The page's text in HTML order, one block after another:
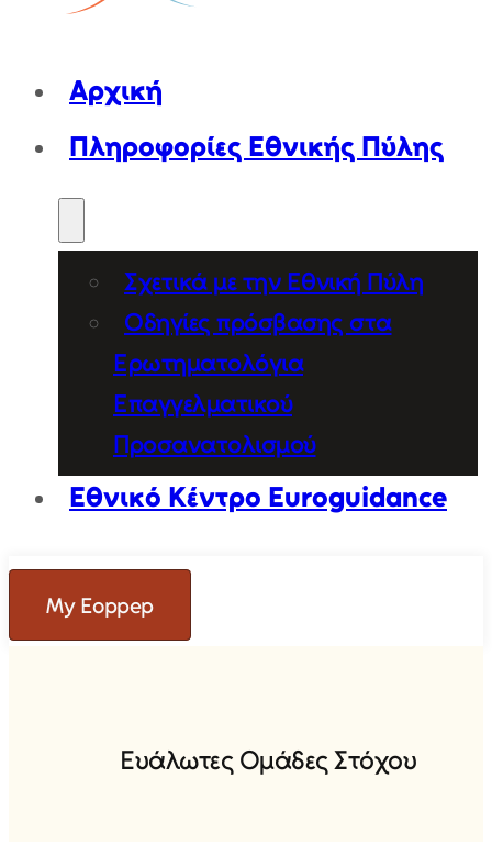
Αρχική
Πληροφορίες Εθνικής Πύλης
Σχετικά με την Εθνική Πύλη
Οδηγίες πρόσβασης στα
Ερωτηματολόγια
Επαγγελματικού
Προσανατολισμού
Εθνικό Κέντρο Euroguidance
My Eoppep
Ευάλωτες Ομάδες Στόχου